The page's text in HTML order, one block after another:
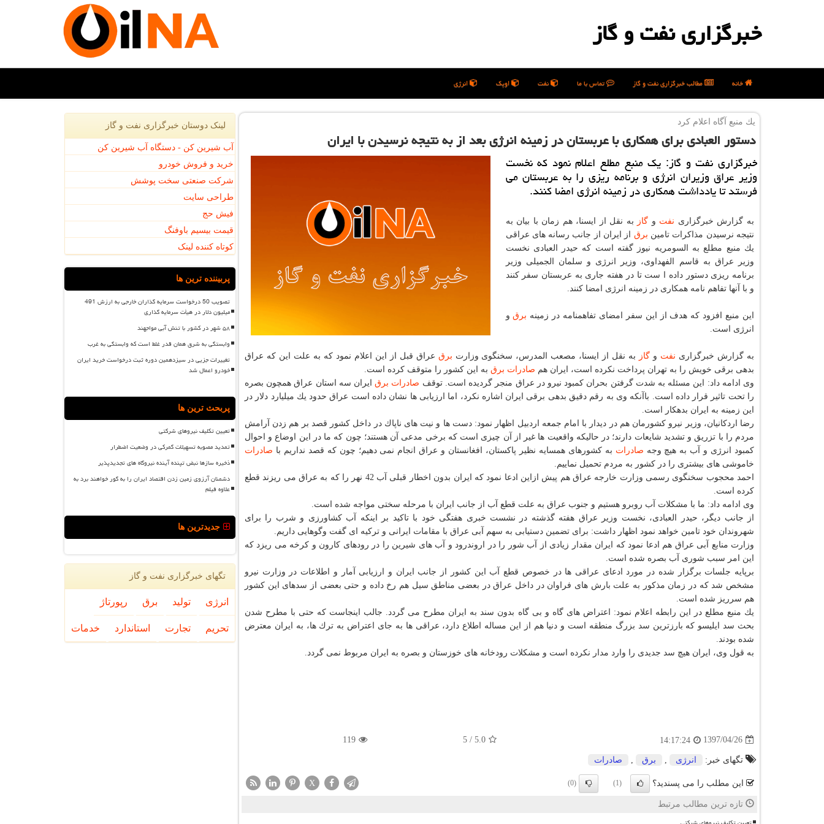
خبرگزاری نفت و گاز
خانه مطالب خبرگزاری نفت و گاز تماس با ما نفت اوپک انرژی
یك منبع آگاه اعلام كرد
دستور العبادی برای همكاری با عربستان در زمینه انرژی بعد از به نتیجه نرسیدن با ایران
خبرگزاری نفت و گاز: یك منبع مطلع اعلام نمود كه نخست
وزیر عراق وزیران انرژی و برنامه ریزی را به عربستان می
فرستد تا یادداشت همكاری در زمینه انرژی امضا كنند.
به گزارش خبرگزاری نفت و گاز
به نقل از ایسنا، هم زمان با بیان به
نتیجه نرسیدن مذاكرات تامین برق از ایران از جانب رسانه های عراقی
یك منبع مطلع به السومریه نیوز گفته است كه حیدر العبادی نخست
وزیر عراق به قاسم الفهداوی، وزیر انرژی و سلمان الجمیلی وزیر
برنامه ریزی دستور داده ا ست تا در هفته جاری به عربستان سفر كنند
و با آنها تفاهم نامه همكاری در زمینه انرژی امضا كنند.
این منبع افزود كه هدف از این سفر امضای تفاهمنامه در زمینه برقو
انرژی است.
به گزارش خبرگزاری نفت و گاز به نقل از ایسنا، مصعب المدرس، سخنگوی وزارت برق عراق قبل از این اعلام نمود كه به علت این كه عراق
بدهی برقی خویش را به تهران پرداخت نكرده است، ایران هم صادرات برق به این كشور را متوقف كرده است.
وی ادامه داد: این مسئله به شدت گرفتن بحران كمبود نیرو در عراق منجر گردیده است. توقف صادرات برقایران سه استان عراق همچون بصره
را تحت تاثیر قرار داده است. باآنكه وی به رقم دقیق بدهی برقی ایران اشاره نكرد، اما ارزیابی ها نشان داده است عراق حدود یك میلیارد دلار در
این زمینه به ایران بدهكار است.
رضا اردكانیان، وزیر نیرو كشورمان هم در دیدار با امام جمعه اردبیل اظهار نمود: دست ها و نیت های ناپاك در داخل كشور قصد بر هم زدن آرامش
مردم را با تزریق و تشدید شایعات دارند؛ در حالیكه واقعیت ها غیر از آن چیزی است كه برخی مدعی آن هستند؛ چون كه ما در این اوضاع و احوال
كمبود انرژی و آب به هیچ وجه صادرات به كشورهای همسایه نظیر پاكستان، افغانستان و عراق انجام نمی دهیم؛ چون كه قصد نداریم با صادرات
خاموشی های بیشتری را در كشور به مردم تحمیل نماییم.
احمد محجوب سخنگوی رسمی وزارت خارجه عراق هم پیش ازاین ادعا نمود كه ایران بدون اخطار قبلی آب 42 نهر را كه به عراق می ریزند قطع
كرده است.
وی ادامه داد: ما با مشكلات آب روبرو هستیم و جنوب عراق به علت قطع آب از جانب ایران با مرحله سختی مواجه شده است.
از جانب دیگر، حیدر العبادی، نخست وزیر عراق هفته گذشته در نشست خبری هفتگی خود با تاكید بر اینكه آب كشاورزی و شرب را برای
شهروندان خود تامین خواهد نمود اظهار داشت: برای تضمین دستیابی به سهم آبی عراق با مقامات ایرانی و تركیه ای گفت وگوهایی داریم.
وزارت منابع آبی عراق هم ادعا نمود كه ایران مقدار زیادی از آب شور را در اروندرود و آب های شیرین را در رودهای كارون و كرخه می ریزد كه
این امر سبب شوری آب بصره شده است.
برپایه جلسات برگزار شده در مورد ادعای عراقی ها در خصوص قطع آب این كشور از جانب ایران و ارزیابی آمار و اطلاعات در وزارت نیرو
مشخص شد كه در زمان مذكور به علت بارش های فراوان در داخل عراق در بعضی مناطق سیل هم رخ داده و حتی بعضی از سدهای این كشور
هم سرریز شده است.
یك منبع مطلع در این رابطه اعلام نمود: اعتراض های گاه و بی گاه بدون سند به ایران مطرح می گردد. جالب اینجاست كه حتی با مطرح شدن
بحث سد ایلیسو كه بارزترین سد بزرگ منطقه است و دنیا هم از این مساله اطلاع دارد، عراقی ها به جای اعتراض به ترك ها، به ایران معترض
شده بودند.
به قول وی، ایران هیچ سد جدیدی را وارد مدار نكرده است و مشكلات رودخانه های خوزستان و بصره به ایران مربوط نمی گردد.
1397/04/26
14:17:24
5.0
/
5
119
تگهای خبر: انرژی برق صادرات
این مطلب را می پسندید؟ (1)
(0)
X
تازه ترین مطالب مرتبط
لینک دوستان خبرگزاری نفت و گاز
آب شیرین کن - دستگاه آب شیرین کن
خرید و فروش خودرو
شرکت صنعتی سخت پوشش
طراحی سایت
فیش حج
قیمت بیسیم باوفنگ
کوتاه کننده لینک
پربیننده ترین ها
تصویب 50 درخواست سرمایه گذاران خارجی به ارزش 491
میلیون دلار در هیأت سرمایه گذاری
۵۸ شهر در کشور با تنش آبی مواجهند
وابستگی به شرق همان قدر غلط است که وابستگی به غرب
تغییرات جزیی در سیزدهمین دوره ثبت درخواست خرید ایران
خودرو اعمال شد
پربحث ترین ها
تعیین تکلیف نیروهای شرکتی
تمدید مصوبه تسهیلات گمرکی در وضعیت اضطرار
ذخیره سازها نبض تپنده آینده نیروگاه های تجدیدپذیر
دشمنان آرزوی زمین زدن اقتصاد ایران را به گور خواهند برد به
علاوه فیلم
جدیدترین ها
تگهای خبرگزاری نفت و گاز
انرژی تولید برق رپورتاژ
تحریم تجارت استاندارد خدمات